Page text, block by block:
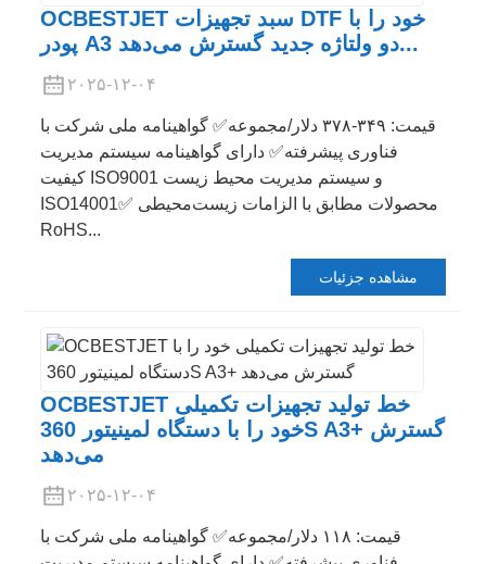
OCBESTJET سبد تجهیزات DTF خود را با
پودر A3 دو ولتاژه جدید گسترش می‌دهد...
۲۰۲۵-۱۲-۰۴
قیمت: ۳۴۹-۳۷۸ دلار/مجموعه✅ گواهینامه ملی شرکت با
فناوری پیشرفته✅ دارای گواهینامه سیستم مدیریت
کیفیت ISO9001 و سیستم مدیریت محیط زیست
ISO14001✅ محصولات مطابق با الزامات زیست‌محیطی
RoHS...
مشاهده جزئیات
OCBESTJET خط تولید تجهیزات تکمیلی
خود را با دستگاه لمینیتور 360S A3+ گسترش
می‌دهد
۲۰۲۵-۱۲-۰۴
قیمت: ۱۱۸ دلار/مجموعه✅ گواهینامه ملی شرکت با